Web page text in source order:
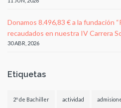
Donamos 8.496,83 € a la fundación
recaudados en nuestra IV Carrera
30 ABR, 2026
Etiquetas
2º de Bachiller actividad